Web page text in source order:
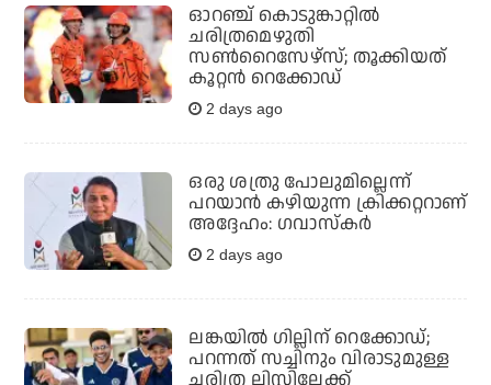
ഓറഞ്ച് കൊടുങ്കാറ്റില്‍
ചരിത്രമെഴുതി
സണ്‍റൈസേഴ്സ്; തൂക്കിയത്
കൂറ്റന്‍ റെക്കോഡ്
2 days ago
ഒരു ശത്രു പോലുമില്ലെന്ന്
പറയാന്‍ കഴിയുന്ന ക്രിക്കറ്ററാണ്
അദ്ദേഹം: ഗവാസ്‌കര്‍
2 days ago
ലങ്കയില്‍ ഗില്ലിന് റെക്കോഡ്;
പറന്നത് സച്ചിനും വിരാടുമുള്ള
ചരിത്ര ലിസ്റ്റിലേക്ക്